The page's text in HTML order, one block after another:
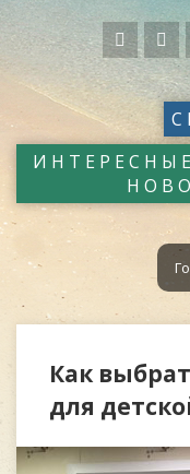
Как
для